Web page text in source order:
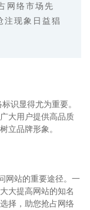
网络市场先
注现象日益猖
识显得尤为重要。
大用户提供高品质
立品牌形象。
网站的重要途径。一
大提高网站的知名
择，助您抢占网络